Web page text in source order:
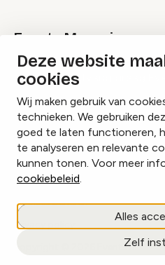
Deze website
cookies
Wij maken gebruik van
technieken. We gebruiken
goed te laten functioneren,
te analyseren en relevante
kunnen tonen. Voor meer
cookiebeleid.
Alles
Zelf
Events Magazine
Ik ontvang graag
InstagramFacebookLinkedIn
Cookies beheren
Privacy policy
copyright © 2026 Events.nl